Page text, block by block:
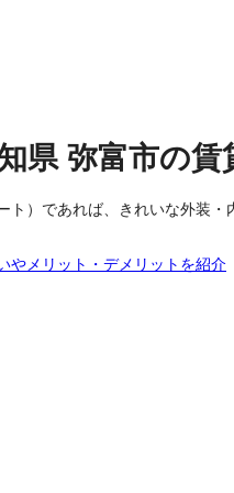
県 弥富市の賃
ト）であれば、きれいな外装
やメリット・デメリットを紹介